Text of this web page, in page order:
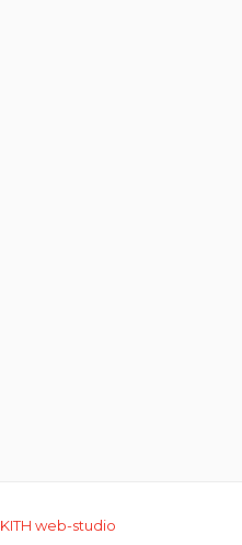
KITH web-studio